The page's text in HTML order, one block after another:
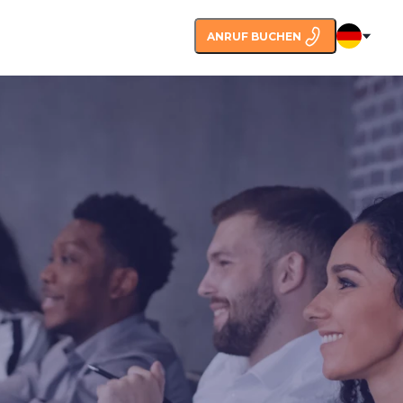
ANRUF BUCHEN